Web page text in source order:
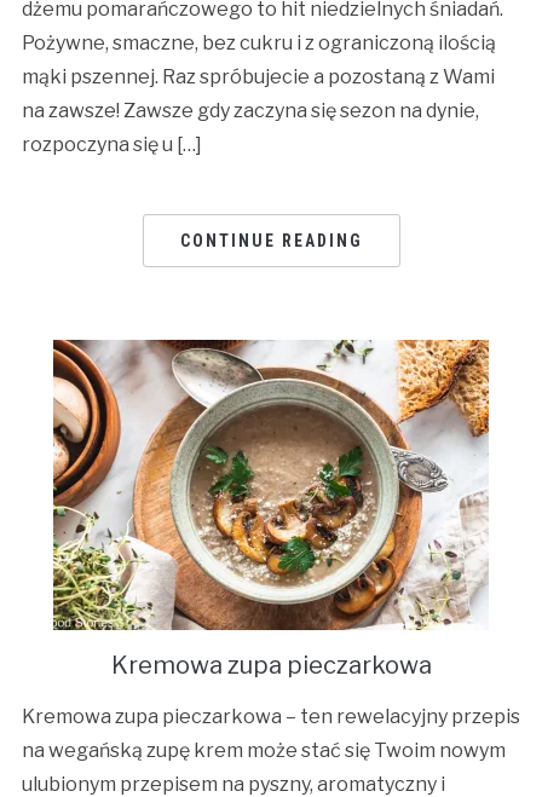
dżemu pomarańczowego to hit niedzielnych śniadań.
Pożywne, smaczne, bez cukru i z ograniczoną ilością
mąki pszennej. Raz spróbujecie a pozostaną z Wami
na zawsze! Zawsze gdy zaczyna się sezon na dynie,
rozpoczyna się u […]
CONTINUE READING
Kremowa zupa pieczarkowa
Kremowa zupa pieczarkowa – ten rewelacyjny przepis
na wegańską zupę krem może stać się Twoim nowym
ulubionym przepisem na pyszny, aromatyczny i